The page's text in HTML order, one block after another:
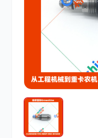
日立